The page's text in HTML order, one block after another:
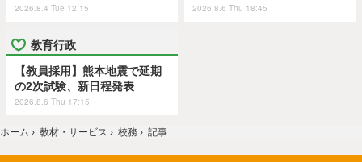
2026.8.4 Tue 12:15 2026.8.6 Thu 18:45
教育行政
【教員採用】熊本地震で延期
の2次試験、新日程発表
2026.8.6 Thu 17:15
ホーム › 教材・サービス › 校務 › 記事